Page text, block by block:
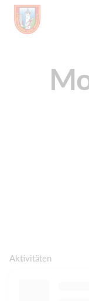
Aktivitäten